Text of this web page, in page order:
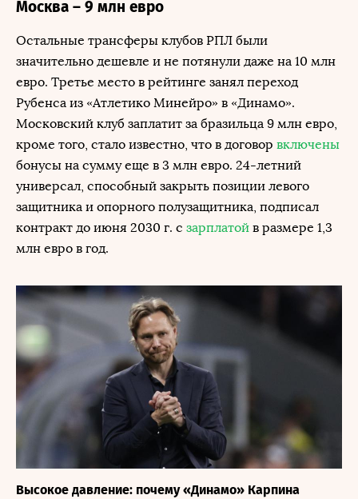
Москва – 9 млн евро
Остальные трансферы клубов РПЛ были
значительно дешевле и не потянули даже на 10 млн
евро. Третье место в рейтинге занял переход
Рубенса из «Атлетико Минейро» в «Динамо».
Московский клуб заплатит за бразильца 9 млн евро,
кроме того, стало известно, что в договор включены
бонусы на сумму еще в 3 млн евро. 24-летний
универсал, способный закрыть позиции левого
защитника и опорного полузащитника, подписал
контракт до июня 2030 г. с зарплатой в размере 1,3
млн евро в год.
Высокое давление: почему «Динамо» Карпина